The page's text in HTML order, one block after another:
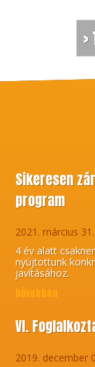
>
Sikeresen
program
2021. március 31.
4 év alatt
nyújtottunk
javításához.
VI.
2019. december